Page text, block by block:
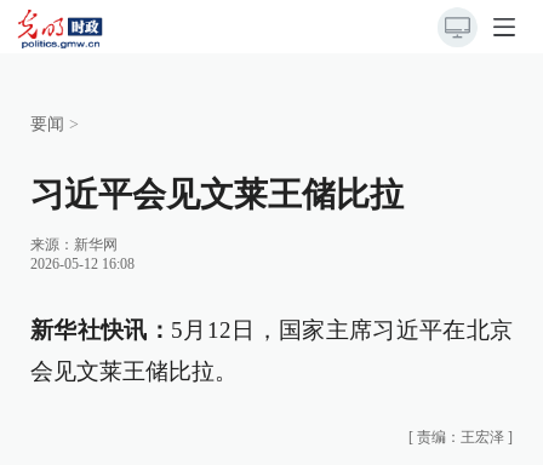
要闻 >
习近平会见文莱王储比拉
来源： 新华网
2026-05-12 16:08
新华社快讯： 5月12日，国家主席习近平在北京
会见文莱王储比拉。
[ 责编：王宏泽 ]